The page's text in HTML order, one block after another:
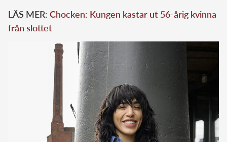
LÄS MER: Chocken: Kungen kastar ut 56-årig kvinna
från slottet